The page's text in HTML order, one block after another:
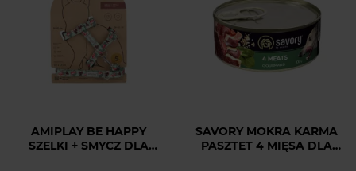
AMIPLAY BE HAPPY
SZELKI + SMYCZ DLA
SAVORY MOKRA KARMA
PASZTET 4 MIĘSA DLA